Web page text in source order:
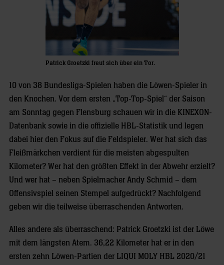
Patrick Groetzki freut sich über ein Tor.
10 von 38 Bundesliga-Spielen haben die Löwen-Spieler in
den Knochen. Vor dem ersten „Top-Top-Spiel“ der Saison
am Sonntag gegen Flensburg schauen wir in die KINEXON-
Datenbank sowie in die offizielle HBL-Statistik und legen
dabei hier den Fokus auf die Feldspieler. Wer hat sich das
Fleißmärkchen verdient für die meisten abgespulten
Kilometer? Wer hat den größten Effekt in der Abwehr erzielt?
Und wer hat – neben Spielmacher Andy Schmid – dem
Offensivspiel seinen Stempel aufgedrückt? Nachfolgend
geben wir die teilweise überraschenden Antworten.
Alles andere als überraschend: Patrick Groetzki ist der Löwe
mit dem längsten Atem. 36,22 Kilometer hat er in den
ersten zehn Löwen-Partien der LIQUI MOLY HBL 2020/21